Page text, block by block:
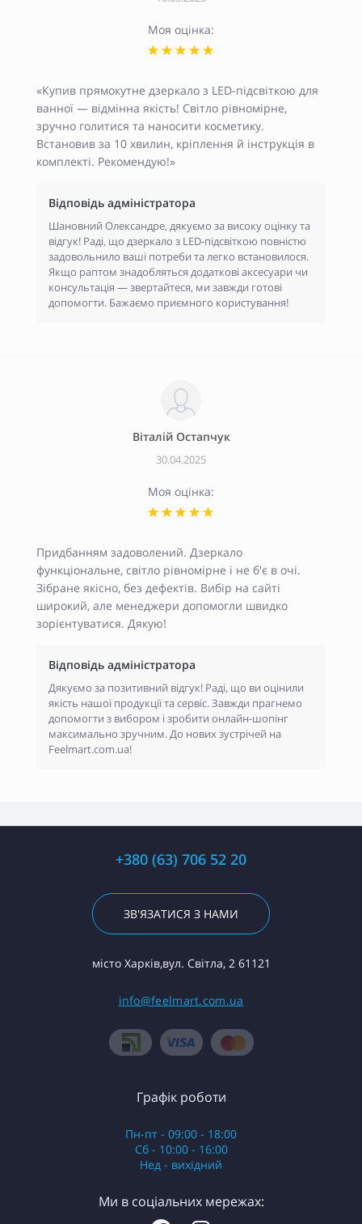
Моя оцінка:
«Купив прямокутне дзеркало з LED-підсвіткою для
ванної — відмінна якість! Світло рівномірне,
зручно голитися та наносити косметику.
Встановив за 10 хвилин, кріплення й інструкція в
комплекті. Рекомендую!»
Відповідь адміністратора
Шановний Олександре, дякуємо за високу оцінку та
відгук! Раді, що дзеркало з LED-підсвіткою повністю
задовольнило ваші потреби та легко встановилося.
Якщо раптом знадобляться додаткові аксесуари чи
консультація — звертайтеся, ми завжди готові
допомогти. Бажаємо приємного користування!
Віталій Остапчук
30.04.2025
Моя оцінка:
Придбанням задоволений. Дзеркало
функціональне, світло рівномірне і не б'є в очі.
Зібране якісно, без дефектів. Вибір на сайті
широкий, але менеджери допомогли швидко
зорієнтуватися. Дякую!
Відповідь адміністратора
Дякуємо за позитивний відгук! Раді, що ви оцінили
якість нашої продукції та сервіс. Завжди прагнемо
допомогти з вибором і зробити онлайн-шопінг
максимально зручним. До нових зустрічей на
Feelmart.com.ua!
+380 (63) 706 52 20
ЗВ'ЯЗАТИСЯ З НАМИ
місто Харків,вул. Світла, 2 61121
info@feelmart.com.ua
Графік роботи
Пн-пт - 09:00 - 18:00
Сб - 10:00 - 16:00
Нед - вихідний
Ми в соціальних мережах: